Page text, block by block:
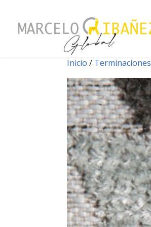
Inicio / Terminaciones